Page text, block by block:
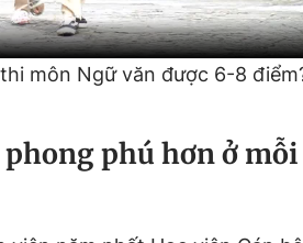
môn Ngữ văn được 6-8
phú hơn ở